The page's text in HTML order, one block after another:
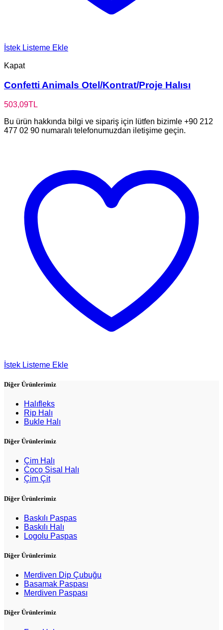
İstek Listeme Ekle
Kapat
Confetti Animals Otel/Kontrat/Proje Halısı
503,09TL
Bu ürün hakkında bilgi ve sipariş için lütfen bizimle +90 212
477 02 90 numaralı telefonumuzdan iletişime geçin.
İstek Listeme Ekle
Diğer Ürünlerimiz
Halıfleks
Rip Halı
Bukle Halı
Diğer Ürünlerimiz
Çim Halı
Coco Sisal Halı
Çim Çit
Diğer Ürünlerimiz
Baskılı Paspas
Baskılı Halı
Logolu Paspas
Diğer Ürünlerimiz
Merdiven Dip Çubuğu
Basamak Paspası
Merdiven Paspası
Diğer Ürünlerimiz